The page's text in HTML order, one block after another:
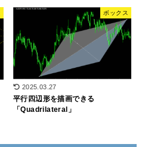
ボックス
2025.03.27
平行四辺形を描画できる
「Quadrilateral」